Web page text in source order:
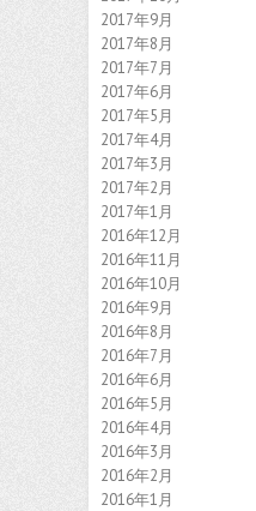
2017年9月
2017年8月
2017年7月
2017年6月
2017年5月
2017年4月
2017年3月
2017年2月
2017年1月
2016年12月
2016年11月
2016年10月
2016年9月
2016年8月
2016年7月
2016年6月
2016年5月
2016年4月
2016年3月
2016年2月
2016年1月